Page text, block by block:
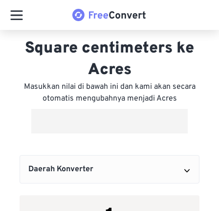
Square centimeters ke
Acres
Masukkan nilai di bawah ini dan kami akan secara
otomatis mengubahnya menjadi Acres